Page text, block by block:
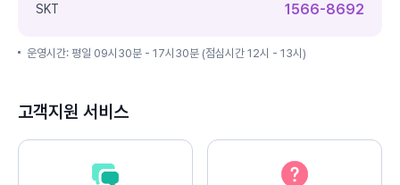
SKT 1566-8692
운영시간: 평일 09시30분 - 17시30분 (점심시간 12시 - 13시)
고객지원 서비스